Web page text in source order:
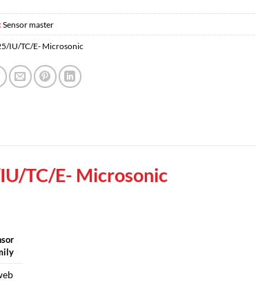
Sensor master
IU/TC/E- Microsonic
TC/E- Microsonic